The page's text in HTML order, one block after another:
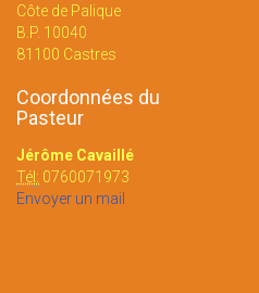
Côte de Palique
B.P. 10040
81100 Castres
Coordonnées du
Pasteur
Jérôme Cavaillé
Tél: 0760071973
Envoyer un mail